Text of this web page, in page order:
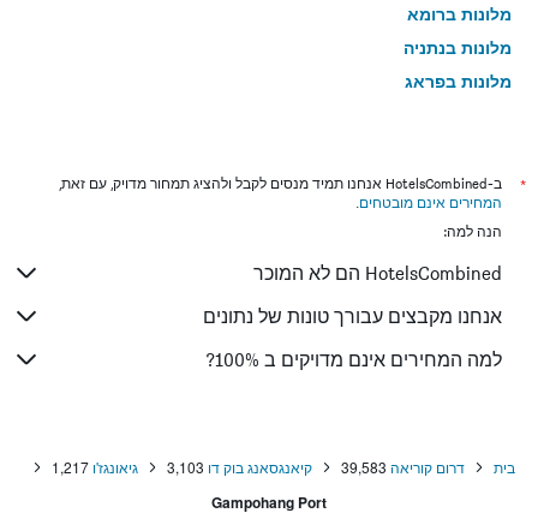
מלונות ברומא
מלונות בנתניה
מלונות בפראג
מלונות בניו יורק
מלונות בבנגקוק
מלונות בבוקרשט
מלונות בפאפוס
מלונות בלימסול
*
ב-HotelsCombined אנחנו תמיד מנסים לקבל ולהציג תמחור מדויק, עם זאת,
המחירים אינם מובטחים.
הנה למה:
HotelsCombined הם לא המוכר
אנחנו מקבצים עבורך טונות של נתונים
למה המחירים אינם מדויקים ב 100%?
בית דרום קוריאה 39,583 קיאנגסאנג בוק דו 3,103 גיאונגז'ו 1,217
Gampohang Port